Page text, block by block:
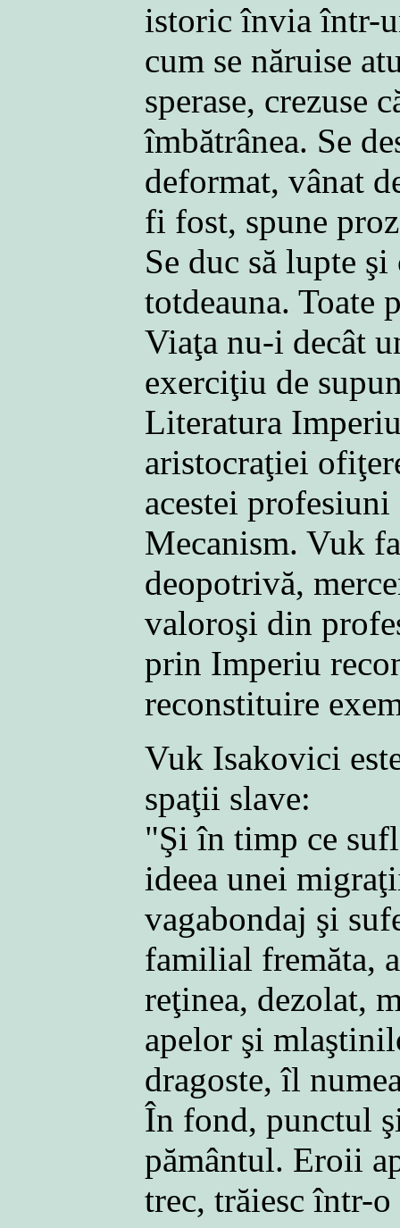
istoric învia într-
cum se năruise
sperase, crezuse
îmbătrânea. Se
deformat, vânat
fi fost, spune
Se duc să lupte
totdeauna. Toate
Viaţa nu-i decât
exerciţiu de
Literatura
aristocraţiei
acestei
Mecanism. Vuk
deopotrivă,
valoroşi din
prin Imperiu
reconstituire
Vuk Isakovici
spaţii slave:
"Şi în timp ce
ideea unei
vagabondaj şi
familial fremăta,
reţinea, dezolat,
apelor şi
dragoste, îl
În fond, punctul
pământul. Eroii
trec, trăiesc într-o